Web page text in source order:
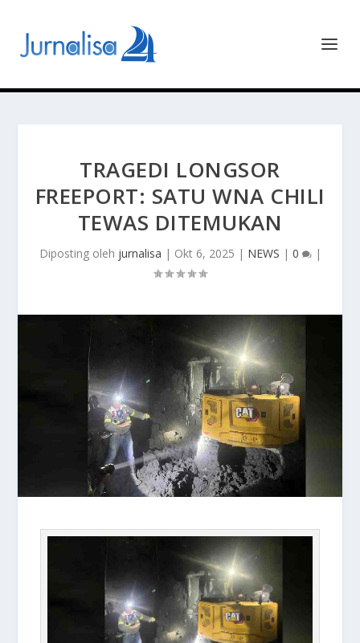
TRAGEDI LONGSOR
FREEPORT: SATU WNA CHILI
TEWAS DITEMUKAN
Diposting oleh jurnalisa | Okt 6, 2025 | NEWS | 0 |